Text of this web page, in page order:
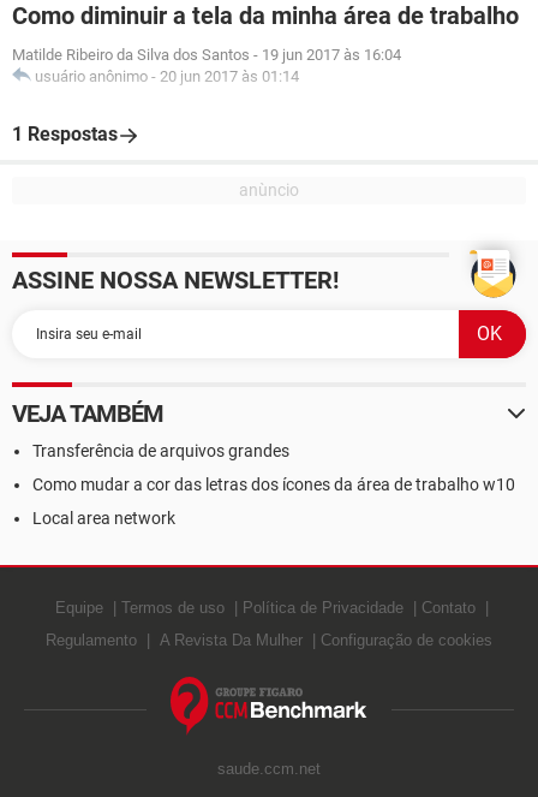
Como diminuir a tela da minha área de trabalho
Matilde Ribeiro da Silva dos Santos - 19 jun 2017 às 16:04
usuário anônimo - 20 jun 2017 às 01:14
1 Respostas
ASSINE NOSSA NEWSLETTER!
VEJA TAMBÉM
Transferência de arquivos grandes
Como mudar a cor das letras dos ícones da área de trabalho w10
Local area network
Equipe Termos de uso Política de Privacidade
Contato
Regulamento
A Revista Da Mulher Configuração de cookies
saude.ccm.net